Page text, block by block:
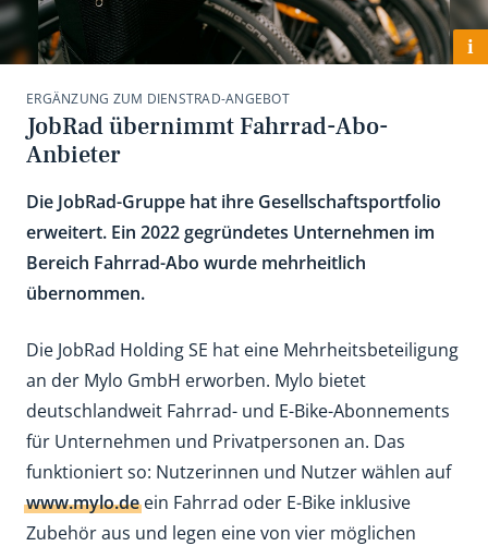
i
ERGÄNZUNG ZUM DIENSTRAD-ANGEBOT
JobRad übernimmt Fahrrad-Abo-
Anbieter
Die JobRad-Gruppe hat ihre Gesellschaftsportfolio
erweitert. Ein 2022 gegründetes Unternehmen im
Bereich Fahrrad-Abo wurde mehrheitlich
übernommen.
Die JobRad Holding SE hat eine Mehrheitsbeteiligung
an der Mylo GmbH erworben. Mylo bietet
deutschlandweit Fahrrad- und E-Bike-Abonnements
für Unternehmen und Privatpersonen an. Das
funktioniert so: Nutzerinnen und Nutzer wählen auf
www.mylo.deein Fahrrad oder E-Bike inklusive
Zubehör aus und legen eine von vier möglichen